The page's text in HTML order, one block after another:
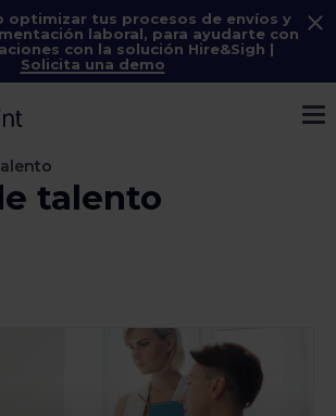
optimizar tus procesos de envíos y
laboral, para ayudarte con
con la solución Hire&Sigh |
Solicita una demo
talento